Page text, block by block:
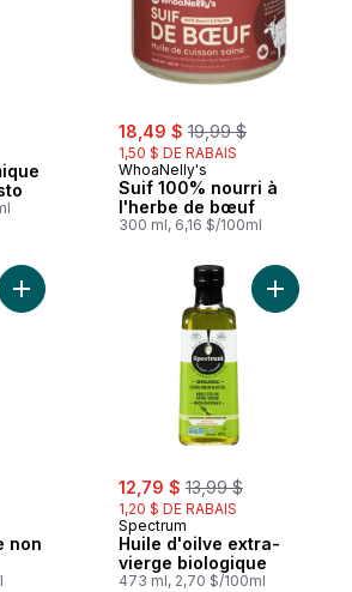
sale:
18,49 $ , formerly:
19,99 $
1,50 $ DE RABAIS
WhoaNelly's
Suif 100% nourri à
l'herbe de bœuf
300 ml, 6,16 $/100ml
non
Ajouter Huile de sésame non raffinée au
sale:
12,79 $ , formerly:
13,99 $
1,20 $ DE RABAIS
Spectrum
Huile d'oilve extra-
vierge biologique
473 ml, 2,70 $/100ml
Ajouter